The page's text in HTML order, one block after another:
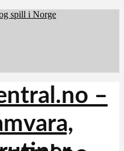
spill i Norge